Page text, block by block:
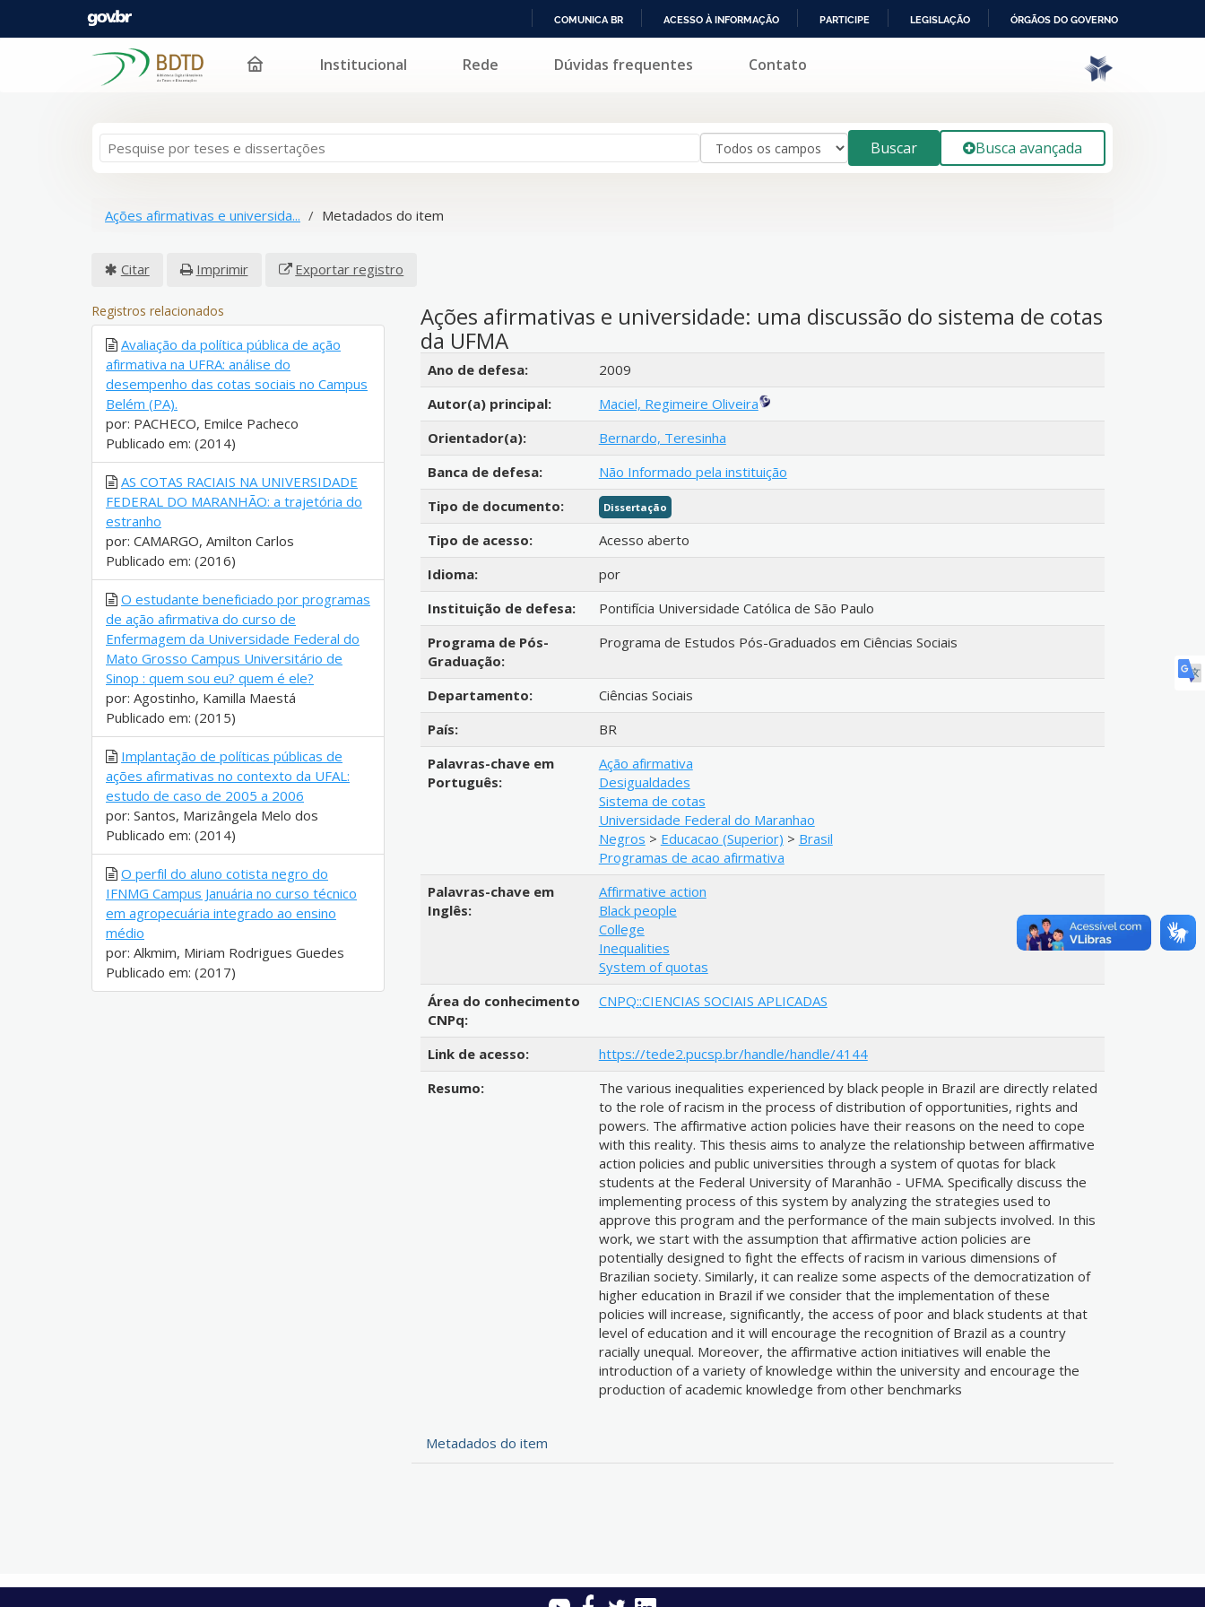
PARA
COMUNICA BR ACESSO À INFORMAÇÃO PARTICIPE LEGISLAÇÃO ÓRGÃOS DO GOVERNO
Pular para o conteúdo Institucional Rede Dúvidas frequentes Contato
Buscar Busca avançada
Ações afirmativas e universida... Metadados do item
Citar Imprimir Exportar registro
Ações afirmativas e universidade: uma discussão do sistema de cotas
da UFMA
Detalhes bibliográficos
Ano de defesa:
2009
Autor(a) principal:
Maciel, Regimeire Oliveira
Orientador(a):
Bernardo, Teresinha
Banca de defesa:
Não Informado pela instituição
Tipo de documento:
Dissertação
Tipo de acesso:
Acesso aberto
Idioma:
por
Instituição de defesa:
Pontifícia Universidade Católica de São Paulo
Programa de Pós-
Graduação:
Programa de Estudos Pós-Graduados em Ciências Sociais
Departamento:
Ciências Sociais
País:
BR
Palavras-chave em
Português:
Ação afirmativa
Desigualdades
Sistema de cotas
Universidade Federal do Maranhao
Negros > Educacao (Superior) > Brasil
Programas de acao afirmativa
Palavras-chave em
Inglês:
Affirmative action
Black people
College
Inequalities
System of quotas
Área do conhecimento
CNPq:
CNPQ::CIENCIAS SOCIAIS APLICADAS
Link de acesso:
https://tede2.pucsp.br/handle/handle/4144
Resumo:
The various inequalities experienced by black people in Brazil are directly related
to the role of racism in the process of distribution of opportunities, rights and
powers. The affirmative action policies have their reasons on the need to cope
with this reality. This thesis aims to analyze the relationship between affirmative
action policies and public universities through a system of quotas for black
students at the Federal University of Maranhão - UFMA. Specifically discuss the
implementing process of this system by analyzing the strategies used to
approve this program and the performance of the main subjects involved. In this
work, we start with the assumption that affirmative action policies are
potentially designed to fight the effects of racism in various dimensions of
Brazilian society. Similarly, it can realize some aspects of the democratization of
higher education in Brazil if we consider that the implementation of these
policies will increase, significantly, the access of poor and black students at that
level of education and it will encourage the recognition of Brazil as a country
racially unequal. Moreover, the affirmative action initiatives will enable the
introduction of a variety of knowledge within the university and encourage the
production of academic knowledge from other benchmarks
Metadados do item
Registros relacionados
Avaliação da política pública de ação
afirmativa na UFRA: análise do
desempenho das cotas sociais no Campus
Belém (PA).
por: PACHECO, Emilce Pacheco
Publicado em: (2014)
AS COTAS RACIAIS NA UNIVERSIDADE
FEDERAL DO MARANHÃO: a trajetória do
estranho
por: CAMARGO, Amilton Carlos
Publicado em: (2016)
O estudante beneficiado por programas
de ação afirmativa do curso de
Enfermagem da Universidade Federal do
Mato Grosso Campus Universitário de
Sinop : quem sou eu? quem é ele?
por: Agostinho, Kamilla Maestá
Publicado em: (2015)
Implantação de políticas públicas de
ações afirmativas no contexto da UFAL:
estudo de caso de 2005 a 2006
por: Santos, Marizângela Melo dos
Publicado em: (2014)
O perfil do aluno cotista negro do
IFNMG Campus Januária no curso técnico
em agropecuária integrado ao ensino
médio
por: Alkmim, Miriam Rodrigues Guedes
Publicado em: (2017)